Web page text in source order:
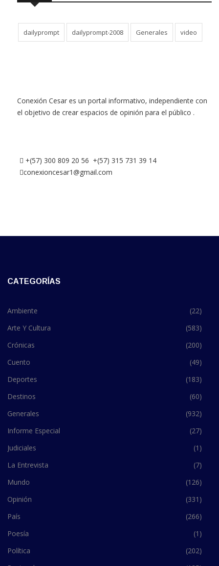
dailyprompt dailyprompt-2008 Generales video
Conexión Cesar es un portal informativo, independiente con
el objetivo de crear espacios de opinión para el público .
+(57) 300 809 20 56 +(57) 315 731 39 14
conexioncesar1@gmail.com
CATEGORÍAS
Ambiente
(22)
Arte Y Cultura
(583)
Crónicas
(200)
Cuento
(49)
Deportes
(183)
Destinos
(60)
Generales
(932)
Informe Especial
(27)
Judiciales
(1)
La Entrevista
(7)
Mundo
(126)
Opinión
(331)
País
(266)
Poesía
(1)
Política
(202)